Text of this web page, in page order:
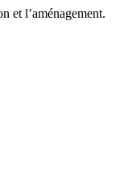
et l’aménagement.